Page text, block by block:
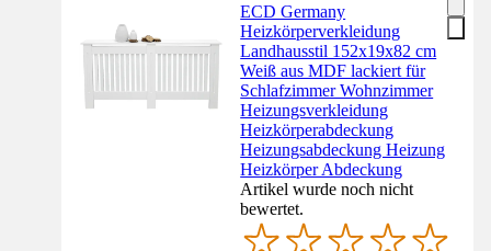
ECD Germany
Heizkörperverkleidung
Landhausstil 152x19x82 cm
Weiß aus MDF lackiert für
Schlafzimmer Wohnzimmer
Heizungsverkleidung
Heizkörperabdeckung
Heizungsabdeckung Heizung
Heizkörper Abdeckung
Artikel wurde noch nicht
bewertet.